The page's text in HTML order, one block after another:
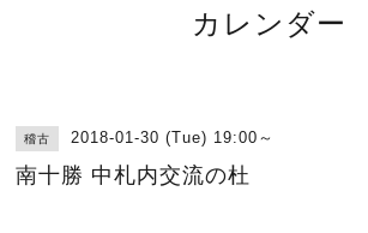
カレンダー
稽古 2018-01-30 (Tue) 19:00～
南十勝 中札内交流の杜